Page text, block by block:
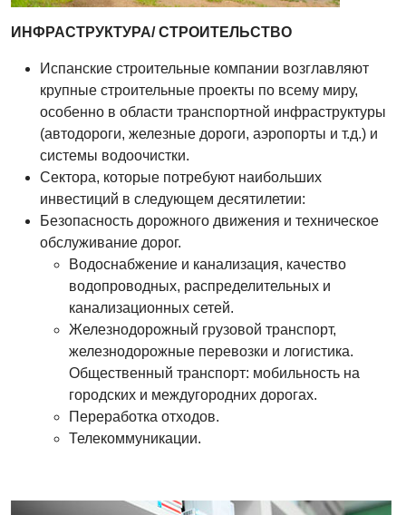
ИНФРАСТРУКТУРА/ СТРОИТЕЛЬСТВО
Испанские строительные компании возглавляют
крупные строительные проекты по всему миру,
особенно в области транспортной инфраструктуры
(автодороги, железные дороги, аэропорты и т.д.) и
системы водоочистки.
Сектора, которые потребуют наибольших
инвестиций в следующем десятилетии:
Безопасность дорожного движения и техническое
обслуживание дорог.
Водоснабжение и канализация, качество
водопроводных, распределительных и
канализационных сетей.
Железнодорожный грузовой транспорт,
железнодорожные перевозки и логистика.
Общественный транспорт: мобильность на
городских и междугородних дорогах.
Переработка отходов.
Телекоммуникации.